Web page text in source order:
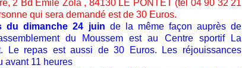
2 Bd Emile Zola , 84130 LE PONTET (tél 04 90 32 21
qui sera demandé est de 30 Euros.
du dimanche 24 juin de la même façon auprès de
du Moussem est au Centre sportif La
Le repas est aussi de 30 Euros. Les réjouissances
avant 11 heures